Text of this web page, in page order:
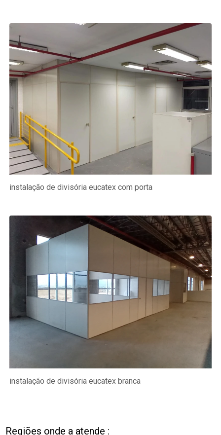
instalação de divisória eucatex com porta
instalação de divisória eucatex branca
Regiões onde a atende :